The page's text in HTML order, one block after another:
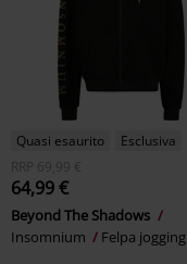
Quasi esaurito
Esclusiva
RRP
69,99 €
64,99 €
Beyond The Shadows
Insomnium
Felpa jogging